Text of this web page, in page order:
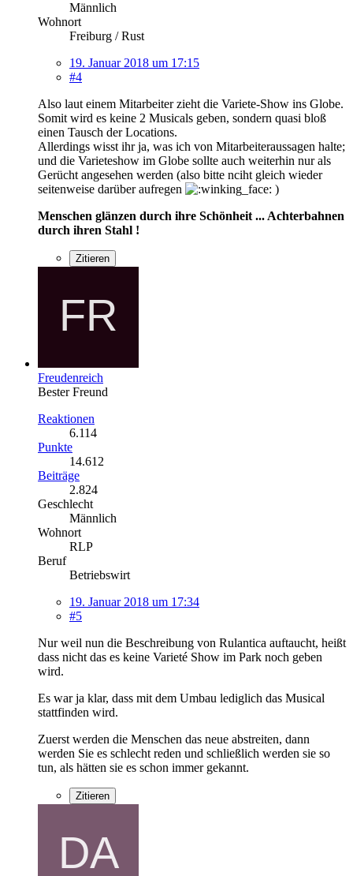
Männlich
Wohnort
Freiburg / Rust
19. Januar 2018 um 17:15
#4
Also laut einem Mitarbeiter zieht die Variete-Show ins Globe.
Somit wird es keine 2 Musicals geben, sondern quasi bloß
einen Tausch der Locations.
Allerdings wisst ihr ja, was ich von Mitarbeiteraussagen halte;
und die Varieteshow im Globe sollte auch weiterhin nur als
Gerücht angesehen werden (also bitte nciht gleich wieder
seitenweise darüber aufregen
)
Menschen glänzen durch ihre Schönheit ... Achterbahnen
durch ihren Stahl !
Zitieren
Freudenreich
Bester Freund
Reaktionen
6.114
Punkte
14.612
Beiträge
2.824
Geschlecht
Männlich
Wohnort
RLP
Beruf
Betriebswirt
19. Januar 2018 um 17:34
#5
Nur weil nun die Beschreibung von Rulantica auftaucht, heißt
dass nicht das es keine Varieté Show im Park noch geben
wird.
Es war ja klar, dass mit dem Umbau lediglich das Musical
stattfinden wird.
Zuerst werden die Menschen das neue abstreiten, dann
werden Sie es schlecht reden und schließlich werden sie so
tun, als hätten sie es schon immer gekannt.
Zitieren